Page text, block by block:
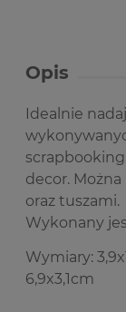
Opis
Idealnie
decor.
oraz tuszami.
Wykonany
Wymiary:
6,9x3,1cm